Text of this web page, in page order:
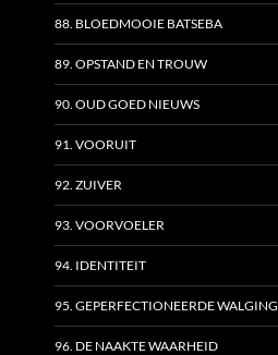
88. BLOEDMOOIE BATSEBA
89. OPSTAND EN TROUW
90. OUD GOED NIEUWS
91. VOORUIT
92. ZUIVER
93. VOORVOELER
94. IDENTITEIT
95. GEPERFECTIONEERDE WALGING
96. DE NAAKTE WAARHEID